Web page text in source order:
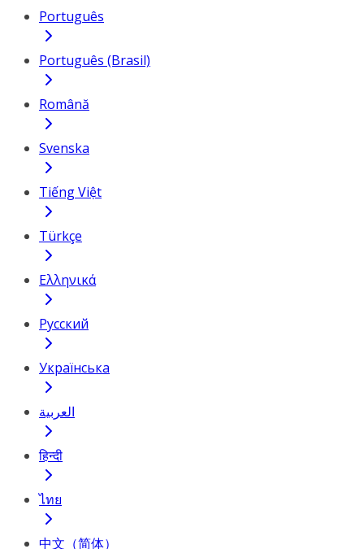
Português
Português (Brasil)
Română
Svenska
Tiếng Việt
Türkçe
Ελληνικά
Русский
Українська
العربية
हिन्दी
ไทย
中文（简体）